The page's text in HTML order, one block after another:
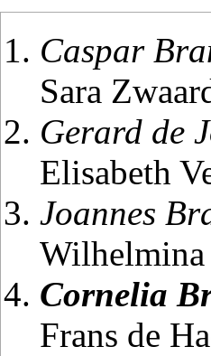
Caspar
Sara
Gerard de
Elisabeth
Joannes
Cornelia
Frans de